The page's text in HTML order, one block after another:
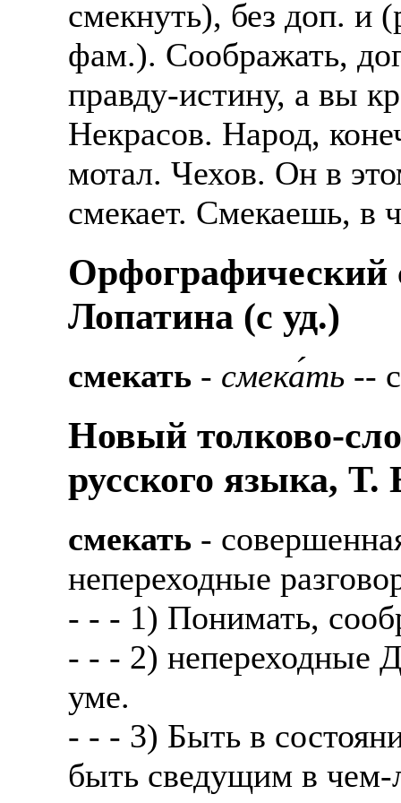
смекнуть), без доп. и
фам.). Соображать,
правду-истину, а вы
Некрасов. Народ,
мотал. Чехов. Он в
смекает. Смекаешь, в
Орфографический
Лопатина (c уд.)
смекать - смека́ть --
Новый толково-
русского языка,
смекать -
непереходные
- - - 1) Понимать,
- - - 2) непереходные
уме.
- - - 3) Быть в
быть сведущим в чем-